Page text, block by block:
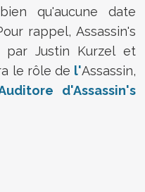
qu'aucune date
rappel, Assassin's
Justin Kurzel et
le rôle de l'Assassin,
d'Assassin's